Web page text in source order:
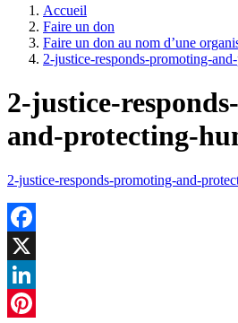
Accueil
Faire un don
Faire un don au nom d’une
2-justice-responds-promoting-
2-justice-
and-protecting-
2-justice-responds-promoting-and-
Facebook
X
LinkedIn